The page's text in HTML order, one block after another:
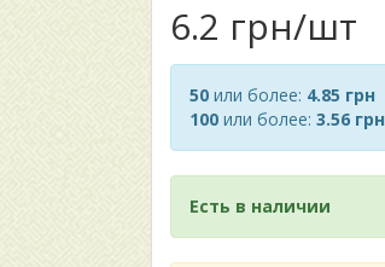
6.2 грн/шт
50 или более: 4.85 грн
100 или более: 3.56 грн
Есть в наличии